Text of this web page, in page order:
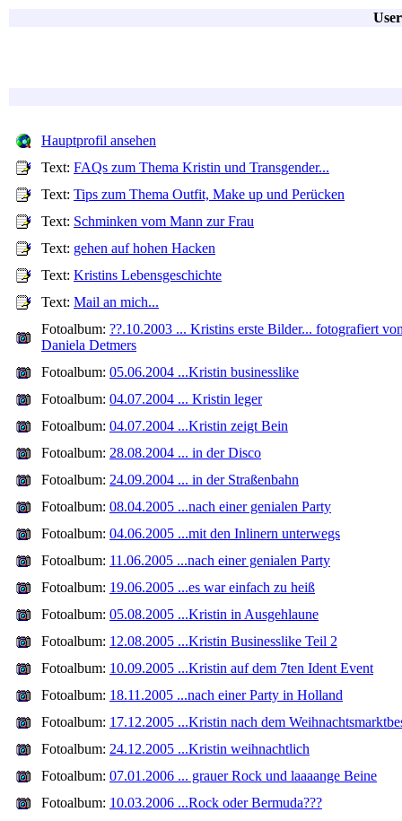
Hauptprofil ansehen
Text: FAQs zum Thema Kristin und Transgender...
Text: Tips zum Thema Outfit, Make up und Perücken
Text: Schminken vom Mann zur Frau
Text: gehen auf hohen Hacken
Text: Kristins Lebensgeschichte
Text: Mail an mich...
Fotoalbum: ??.10.2003 ... Kristins erste Bilder... fotografiert
Daniela Detmers
Fotoalbum: 05.06.2004 ...Kristin businesslike
Fotoalbum: 04.07.2004 ... Kristin leger
Fotoalbum: 04.07.2004 ...Kristin zeigt Bein
Fotoalbum: 28.08.2004 ... in der Disco
Fotoalbum: 24.09.2004 ... in der Straßenbahn
Fotoalbum: 08.04.2005 ...nach einer genialen Party
Fotoalbum: 04.06.2005 ...mit den Inlinern unterwegs
Fotoalbum: 11.06.2005 ...nach einer genialen Party
Fotoalbum: 19.06.2005 ...es war einfach zu heiß
Fotoalbum: 05.08.2005 ...Kristin in Ausgehlaune
Fotoalbum: 12.08.2005 ...Kristin Businesslike Teil 2
Fotoalbum: 10.09.2005 ...Kristin auf dem 7ten Ident Event
Fotoalbum: 18.11.2005 ...nach einer Party in Holland
Fotoalbum: 17.12.2005 ...Kristin nach dem
Fotoalbum: 24.12.2005 ...Kristin weihnachtlich
Fotoalbum: 07.01.2006 ... grauer Rock und laaaange Beine
Fotoalbum: 10.03.2006 ...Rock oder Bermuda???